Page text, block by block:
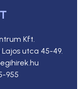
Kft.
utca 45-49.
955